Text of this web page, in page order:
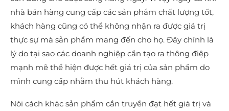
nhà bán hàng cung cấp các sản phẩm chất lượng tốt,
khách hàng cũng có thể không nhận ra được giá trị
thực sự mà sản phẩm mang đến cho họ. Đây chính là
lý do tại sao các doanh nghiệp cần tạo ra thông điệp
mạnh mẽ thể hiện được hết giá trị của sản phẩm do
mình cung cấp nhằm thu hút khách hàng.
Nói cách khác sản phẩm cần truyền đạt hết giá trị và